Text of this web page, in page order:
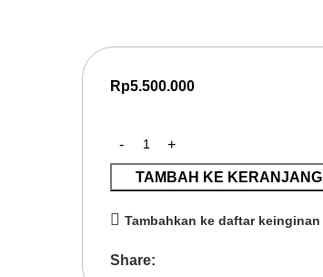
Rp5.500.000
TAMBAH KE KERANJANG
Tambahkan ke daftar keinginan
Share: